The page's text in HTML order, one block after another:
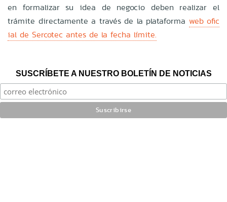
en formalizar su idea de negocio deben realizar el
trámite directamente a través de la plataforma web ofic
ial de Sercotec antes de la fecha límite.
SUSCRÍBETE A NUESTRO BOLETÍN DE NOTICIAS